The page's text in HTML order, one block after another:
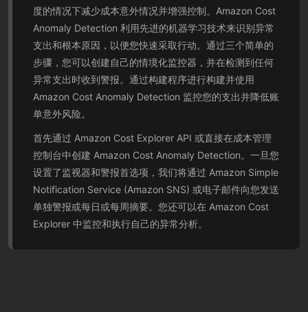
度的情况下减少成本意外情况并增强控制。Amazon Cost
Anomaly Detection 利用先进的机器学习技术来识别异常
支出和根本原因，以便您快速采取行动。通过三个简单的
步骤，您可以创建自己的情境化监控器，并在检测到任何
异常支出时收到警报。通过构建程序进行构建并使用
Amazon Cost Anomaly Detection 监控您的支出并降低账
单意外风险。
首先通过 Amazon Cost Explorer API 或直接在成本管理
控制台中创建 Amazon Cost Anomaly Detection。一旦您
设置了监视器和警报首选项，我们将通过 Amazon Simple
Notification Service (Amazon SNS) 或电子邮件向您发送
单独警报或每日或每周摘要。您还可以在 Amazon Cost
Explorer 中监控和执行自己的异常分析。